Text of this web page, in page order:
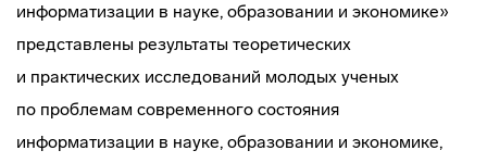
информатизации в науке, образовании и экономике»
представлены результаты теоретических
и практических исследований молодых ученых
по проблемам современного состояния
информатизации в науке, образовании и экономике,